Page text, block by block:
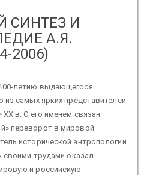
СИНТЕЗ И
А.Я.
2006)
летию выдающегося
из самых ярких представителей
в. С его именем связан
переворот в мировой
исторической антропологии
своими трудами оказал
и российскую